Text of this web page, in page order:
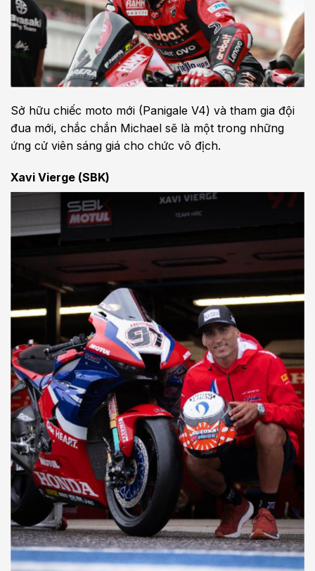
Sở hữu chiếc moto mới (Panigale V4) và tham gia đội
đua mới, chắc chắn Michael sẽ là một trong những
ứng cử viên sáng giá cho chức vô địch.
Xavi Vierge (SBK)